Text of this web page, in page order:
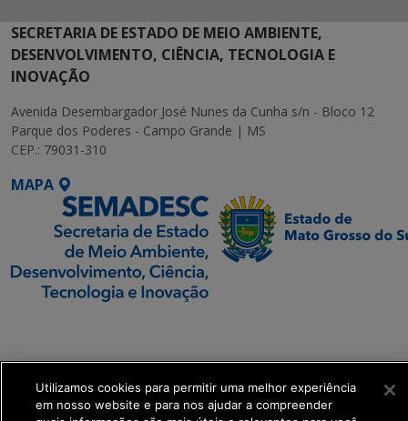
SECRETARIA DE ESTADO DE MEIO AMBIENTE,
DESENVOLVIMENTO, CIÊNCIA, TECNOLOGIA E
INOVAÇÃO
Avenida Desembargador José Nunes da Cunha s/n - Bloco 12
Parque dos Poderes - Campo Grande | MS
CEP.: 79031-310
MAPA
Transformação Digital
get_footer();
Utilizamos cookies para permitir uma melhor experiência
em nosso website e para nos ajudar a compreender